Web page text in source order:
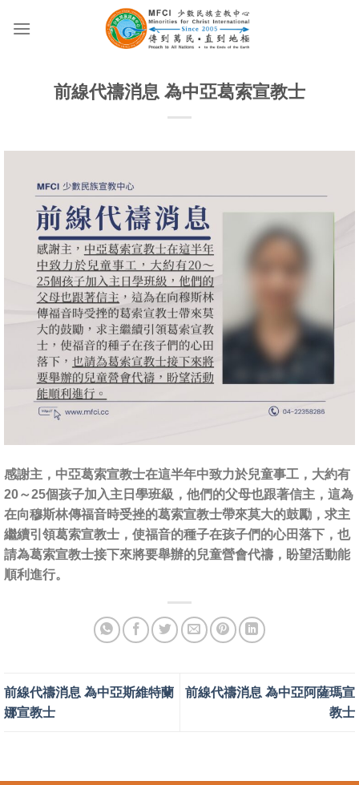
前線代禱消息 為中亞葛索宣教士
感謝主，中亞葛索宣教士在這半年中致力於兒童事工，大約有
20～25個孩子加入主日學班級，他們的父母也跟著信主，這為
在向穆斯林傳福音時受挫的葛索宣教士帶來莫大的鼓勵，求主
繼續引領葛索宣教士，使福音的種子在孩子們的心田落下，也
請為葛索宣教士接下來將要舉辦的兒童營會代禱，盼望活動能
順利進行。
前線代禱消息 為中亞斯維特蘭
娜宣教士
前線代禱消息 為中亞阿薩瑪宣
教士